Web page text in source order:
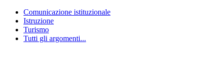
Comunicazione istituzionale
Istruzione
Turismo
Tutti gli argomenti...